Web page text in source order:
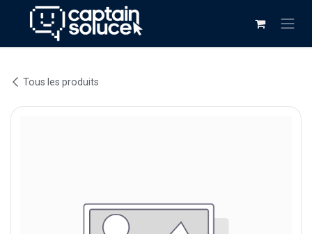
Se rendre au contenu
Tous les produits